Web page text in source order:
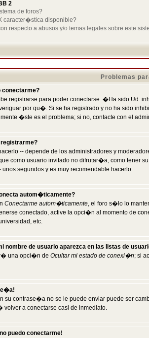
2
de foros?
disponible?
respecto a abusos y/o temas legales sobre este
Problemas
registrarse para poder conectarse. �Ha sido Ud.
por qu�. Si se ha registrado y no ha sido
�ste es el problema; si no, contacte con el
-- depende de los administradores y
como usuario invitado no difrutar�a, como tener
segundos y es muy recomendable hacerlo.
autom�ticamente?
Conectarme autom�ticamente, el foro s�lo lo
conectado, active la opci�n al momento de
etc.
nombre de usuario aparezca en las listas de
una opci�n de Ocultar mi estado de conexi�n; si
su contrase�a no se le puede enviar puede ser
volver a conectarse casi de inmediato.
puedo conectarme!